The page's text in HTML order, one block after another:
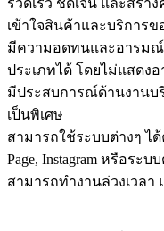
เข้าใจสินค้าและบริการข
มีความอดทนและอารม
ประเภทได้ โดยไม่แสดง
มีประสบการณ์ด้านงานบ
เป็นพิเศษ
สามารถใช้ระบบต่างๆ ได้
Page, Instagram หรือระ
สามารถทำงานล่วงเวลา